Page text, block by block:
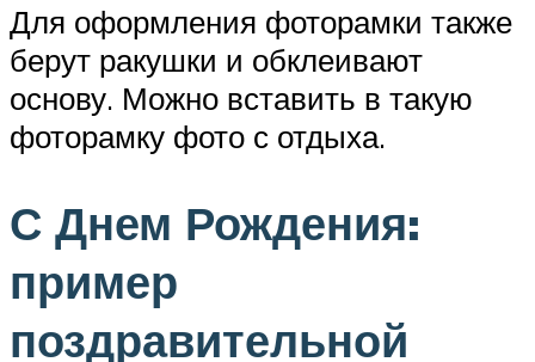
Для оформления фоторамки также
берут ракушки и обклеивают
основу. Можно вставить в такую
фоторамку фото с отдыха.
С Днем Рождения:
пример
поздравительной